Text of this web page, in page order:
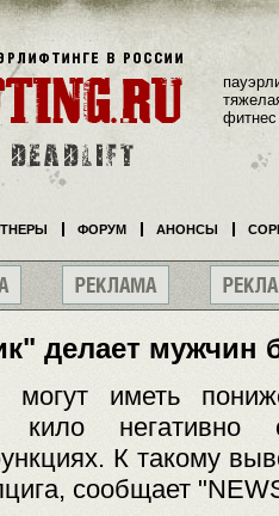
делает мужчин
иметь
негативно
К такому
сообщает
фитнес
ФОРУМ АНОНСЫ